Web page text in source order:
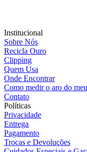
Institucional
Sobre Nós
Recicla Ouro
Clipping
Quem Usa
Onde Encontrar
Como medir o aro do
Contato
Políticas
Privacidade
Entrega
Pagamento
Trocas e Devoluções